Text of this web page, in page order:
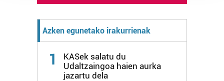
teknologia erabiliz, cookieak adibidez, iragarki eta eduki
pertsonalizatuak eskaintzeko, iragarkiak eta edukia
neurtzeko, jendeari buruzko informazioa biltzeko eta
produktuak garatzeko. Zure datuak nork eta zertarako
erabiltzen dituen hauta dezakezu.
Azken egunetako irakurrienak
1
KASek salatu du
Udaltzaingoa haien aurka
jazartu dela